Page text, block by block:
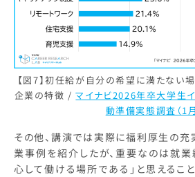
【図7】初任給が自分の希望に満たない
企業の特徴 /マイナビ2026年卒大学生
動準備実態調査（1月
その他、講演では実際に福利厚生の
業事例を紹介したが、重要なのは就
心して働ける場所である」と思えるこ